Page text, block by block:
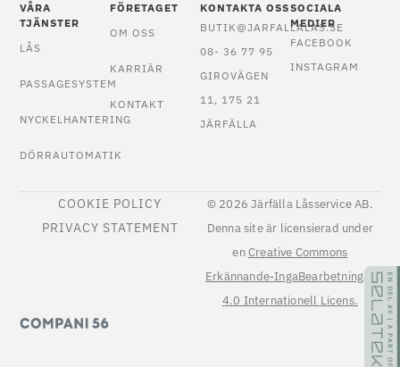
VÅRA
TJÄNSTER
LÅS
PASSAGESYSTEM
NYCKELHANTERING
DÖRRAUTOMATIK
FÖRETAGET
OM OSS
KARRIÄR
KONTAKT
KONTAKTA OSS
BUTIK@JARFALLALAS.SE
08- 36 77 95
GIROVÄGEN
11, 175 21
JÄRFÄLLA
SOCIALA
MEDIER
FACEBOOK
INSTAGRAM
COOKIE POLICY
PRIVACY STATEMENT
© 2026 Järfälla Låsservice AB.
Denna site är licensierad under
enCreative Commons
Erkännande-IngaBearbetningar
4.0 Internationell Licens.